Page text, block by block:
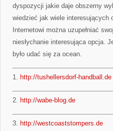
dyspozycji jakie daje obszerny
wiedzieć jak wiele interesujących
Internetowi można uzupełniać
niesłychanie interesująca opcja.
było udać się za ocean.
1. http://tushellersdorf-handball.de
2. http://wabe-blog.de
3. http://westcoaststompers.de